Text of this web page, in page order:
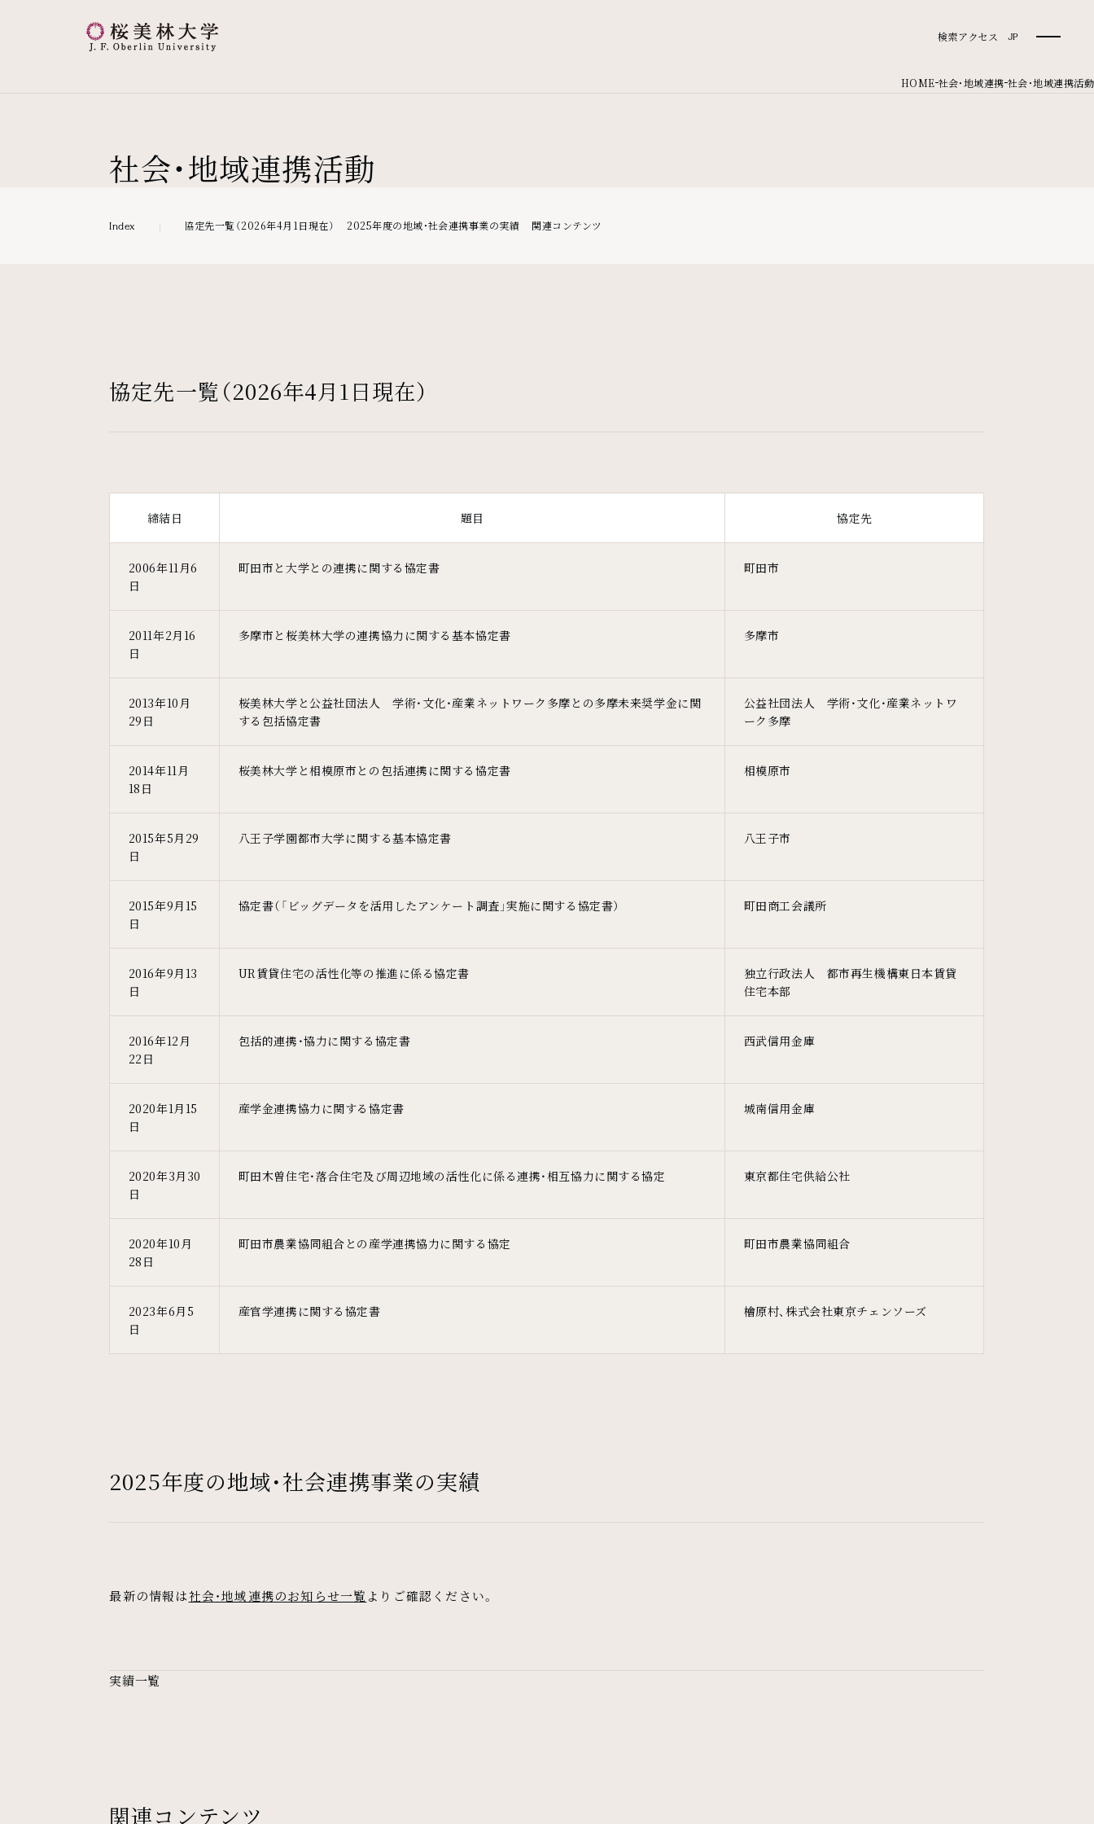
桜美林大学 トップページ 検索アクセス JP
HOME 社会・地域連携 社会・地域連携活動
社会・地域連携活動
Index 協定先一覧（2026年4月1日現在） 2025年度の地域・社会連携事業の実績 関連コンテンツ
協定先一覧（2026年4月1日現在）
締結日 題目 協定先
2006年11月6
日
町田市と大学との連携に関する協定書 町田市
2011年2月16
日
多摩市と桜美林大学の連携協力に関する基本協定書 多摩市
2013年10月
29日
桜美林大学と公益社団法人 学術・文化・産業ネットワーク多摩との多摩未来奨学金に関
する包括協定書
公益社団法人 学術・文化・産業ネットワ
ーク多摩
2014年11月
18日
桜美林大学と相模原市との包括連携に関する協定書 相模原市
2015年5月29
日
八王子学園都市大学に関する基本協定書 八王子市
2015年9月15
日
協定書（「ビッグデータを活用したアンケート調査」実施に関する協定書） 町田商工会議所
2016年9月13
日
UR賃貸住宅の活性化等の推進に係る協定書
独立行政法人 都市再生機構東日本賃貸
住宅本部
2016年12月
22日
包括的連携・協力に関する協定書 西武信用金庫
2020年1月15
日
産学金連携協力に関する協定書 城南信用金庫
2020年3月30
日
町田木曽住宅・落合住宅及び周辺地域の活性化に係る連携・相互協力に関する協定 東京都住宅供給公社
2020年10月
28日
町田市農業協同組合との産学連携協力に関する協定 町田市農業協同組合
2023年6月5
日
産官学連携に関する協定書 檜原村、株式会社東京チェンソーズ
2025年度の地域・社会連携事業の実績
最新の情報は社会・地域連携のお知らせ一覧 よりご確認ください。
実績一覧
関連コンテンツ